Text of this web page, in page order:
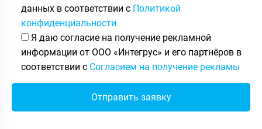
данных в соответствии с Политикой
конфиденциальности
Я даю согласие на получение рекламной
информации от ООО «Интегрус» и его партнёров в
соответствии с Согласием на получение рекламы